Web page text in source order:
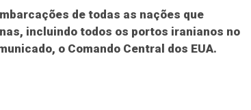
de todas as nações que
incluindo todos os portos iranianos no
o Comando Central dos EUA.